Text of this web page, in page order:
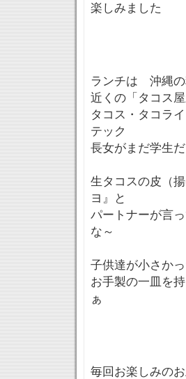
楽しみました
ランチは 沖縄の
近くの「タコス
タコス・タコラ
テック
長女がまだ学生
生タコスの皮（
ヨ』と
パートナーが言
な～
子供達が小さか
お手製の一皿を
ぁ
毎回お楽しみの